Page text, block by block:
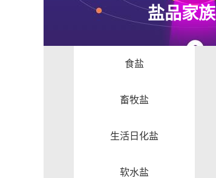
盐品家族
食盐
畜牧盐
生活日化盐
软水盐